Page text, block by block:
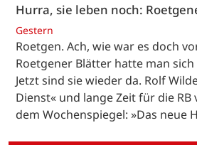
Hurra, sie leben noch:
Gestern
Roetgen. Ach, wie war es doch
Roetgener Blätter hatte man
Jetzt sind sie wieder da. Rolf
Dienst« und lange Zeit für die
dem Wochenspiegel: »Das neue